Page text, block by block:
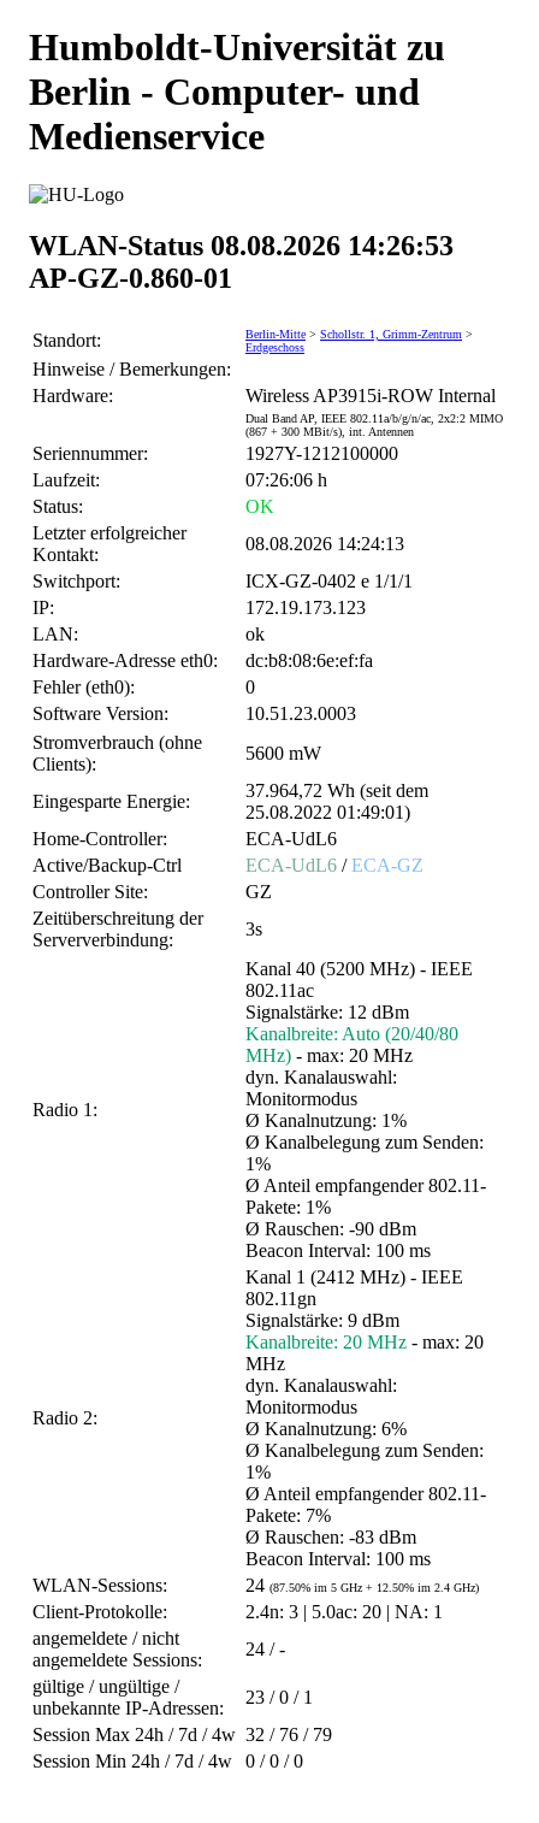
Humboldt-Universität zu
Berlin - Computer- und
Medienservice
WLAN-Status 08.08.2026 14:26:53
AP-GZ-0.860-01
Standort: Berlin-Mitte > Schollstr. 1, Grimm-Zentrum >
Erdgeschoss
Hinweise / Bemerkungen:
Hardware:
Wireless AP3915i-ROW Internal
Dual Band AP, IEEE 802.11a/b/g/n/ac, 2x2:2 MIMO
(867 + 300 MBit/s), int. Antennen
Seriennummer:
1927Y-1212100000
Laufzeit:
07:26:06 h
Status:
OK
Letzter erfolgreicher
Kontakt:
08.08.2026 14:24:13
Switchport:
ICX-GZ-0402 e 1/1/1
IP:
172.19.173.123
LAN:
ok
Hardware-Adresse eth0:
dc:b8:08:6e:ef:fa
Fehler (eth0):
0
Software Version:
10.51.23.0003
Stromverbrauch (ohne
Clients):
5600 mW
Eingesparte Energie:
37.964,72 Wh (seit dem
25.08.2022 01:49:01)
Home-Controller:
ECA-UdL6
Active/Backup-Ctrl
ECA-UdL6 /ECA-GZ
Controller Site:
GZ
Zeitüberschreitung der
Serververbindung:
3s
Radio 1:
Kanal 40 (5200 MHz) - IEEE
802.11ac
Signalstärke: 12 dBm
Kanalbreite: Auto (20/40/80
MHz) - max: 20 MHz
dyn. Kanalauswahl:
Monitormodus
Ø Kanalnutzung: 1%
Ø Kanalbelegung zum Senden:
1%
Ø Anteil empfangender 802.11-
Pakete: 1%
Ø Rauschen: -90 dBm
Beacon Interval: 100 ms
Radio 2:
Kanal 1 (2412 MHz) - IEEE
802.11gn
Signalstärke: 9 dBm
Kanalbreite: 20 MHz - max: 20
MHz
dyn. Kanalauswahl:
Monitormodus
Ø Kanalnutzung: 6%
Ø Kanalbelegung zum Senden:
1%
Ø Anteil empfangender 802.11-
Pakete: 7%
Ø Rauschen: -83 dBm
Beacon Interval: 100 ms
WLAN-Sessions:
24 (87.50% im 5 GHz + 12.50% im 2.4 GHz)
Client-Protokolle:
2.4n: 3 | 5.0ac: 20 | NA: 1
angemeldete / nicht
angemeldete Sessions:
24 / -
gültige / ungültige /
unbekannte IP-Adressen:
23 / 0 / 1
Session Max 24h / 7d / 4w 32 / 76 / 79
Session Min 24h / 7d / 4w
0 / 0 / 0